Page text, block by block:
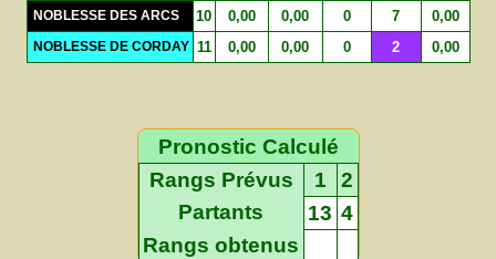
NOBLESSE DES ARCS 10 0,00 0,00 0 7 0,00
NOBLESSE DE CORDAY 11 0,00 0,00 0 2 0,00
Pronostic Calculé
Rangs Prévus
1
2
Partants
13 4
Rangs obtenus